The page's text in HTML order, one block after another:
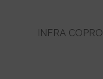
INFRA COPRO